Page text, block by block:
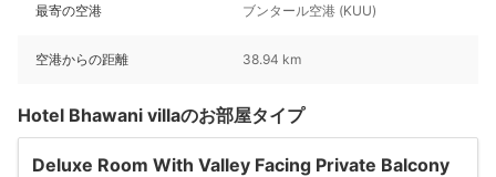
最寄の空港 ブンタール空港 (KUU)
空港からの距離 38.94 km
Hotel Bhawani villaのお部屋タイプ
Deluxe Room With Valley Facing Private Balcony